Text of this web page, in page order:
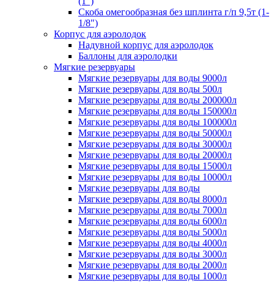
Скоба омегообразная без шплинта г/п 9,5т (1-
1/8")
Корпус для аэролодок
Надувной корпус для аэролодок
Баллоны для аэролодки
Мягкие резервуары
Мягкие резервуары для воды 9000л
Мягкие резервуары для воды 500л
Мягкие резервуары для воды 200000л
Мягкие резервуары для воды 150000л
Мягкие резервуары для воды 100000л
Мягкие резервуары для воды 50000л
Мягкие резервуары для воды 30000л
Мягкие резервуары для воды 20000л
Мягкие резервуары для воды 15000л
Мягкие резервуары для воды 10000л
Мягкие резервуары для воды
Мягкие резервуары для воды 8000л
Мягкие резервуары для воды 7000л
Мягкие резервуары для воды 6000л
Мягкие резервуары для воды 5000л
Мягкие резервуары для воды 4000л
Мягкие резервуары для воды 3000л
Мягкие резервуары для воды 2000л
Мягкие резервуары для воды 1000л